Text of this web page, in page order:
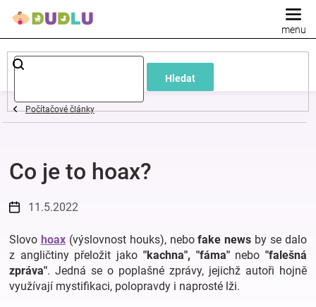
Hledat
Dětské
a
oblečení
Pokojíček
a
kojenecká
Počítačové články
Co je to hoax?
11.5.2022
Slovo hoax(výslovnost houks), nebofake news by se dalo
z angličtiny přeložit jako "kachna", "fáma"nebo"falešná
zpráva". Jedná se o poplašné zprávy, jejichž autoři hojně
využívají mystifikaci, polopravdy i naprosté lži.